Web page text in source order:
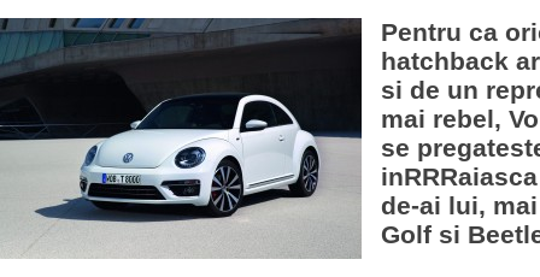
Pentru ca
hatchback
si de un
mai rebel,
se
de-ai lui,
Golf si